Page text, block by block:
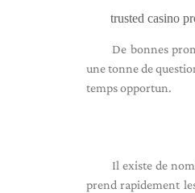
trusted casino
De bonnes
une tonne de
temps opportun.
Il existe de
prend rapidement